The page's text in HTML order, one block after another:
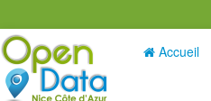
Accueil